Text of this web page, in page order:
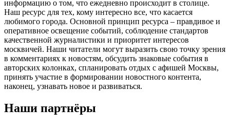
информацию о том, что ежедневно происходит в столице.
Наш ресурс для тех, кому интересно все, что касается
любимого города. Основной принцип ресурса – правдивое и
оперативное освещение событий, соблюдение стандартов
качественной журналистики и приоритет интересов
москвичей. Наши читатели могут выразить свою точку зрения
в комментариях к новостям, обсудить знаковые события в
авторских колонках, спланировать отдых с афишей Москвы,
принять участие в формировании новостного контента,
наконец, узнавать новое и развиваться.
Наши партнёры